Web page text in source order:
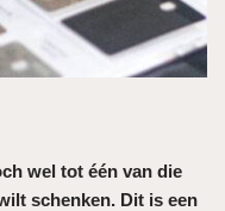
wel tot één van die
schenken. Dit is een